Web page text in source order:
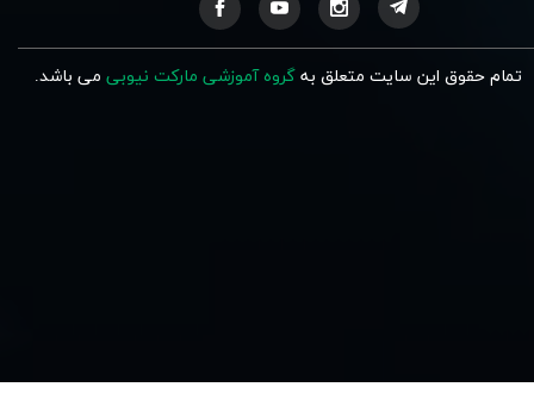
تمام حقوق این سایت متعلق به گروه آموزشی مارکت نیوبی می باشد.